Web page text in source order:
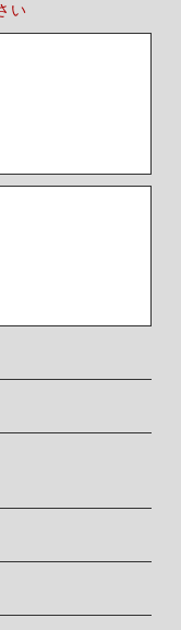
い